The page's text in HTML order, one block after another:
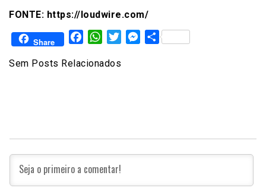
FONTE: https://loudwire.com/
Share FacebookWhatsAppTwitterMessenger
Share
Sem Posts Relacionados